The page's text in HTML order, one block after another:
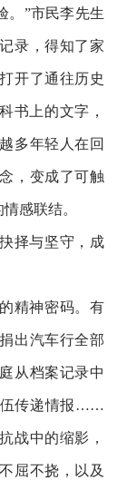
。”市民李先生
录，得知了家
开了通往历史
书上的文字，
多年轻人在回
，变成了可触
感联结。
择与坚守，成
精神密码。有
出汽车行全部
从档案记录中
伍传递情报……
战中的缩影，
屈不挠，以及